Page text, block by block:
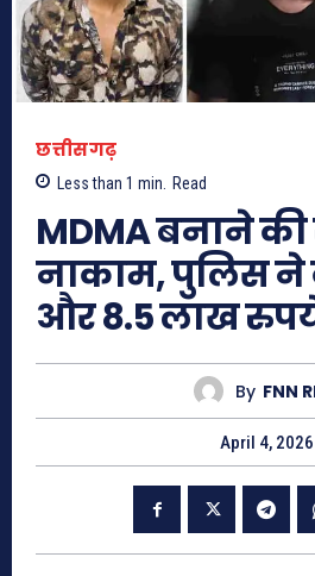
छत्तीसगढ़
Less than 1 min. Read
MDMA बनाने
नाकाम, पुलिस
और 8.5 लाख
By FNN
April 4, 2026